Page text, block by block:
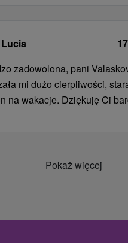
Lucia
zadowolona, ​​pani
mi dużo cierpliwości,
na wakacje. Dziękuję Ci
Pokaż więcej